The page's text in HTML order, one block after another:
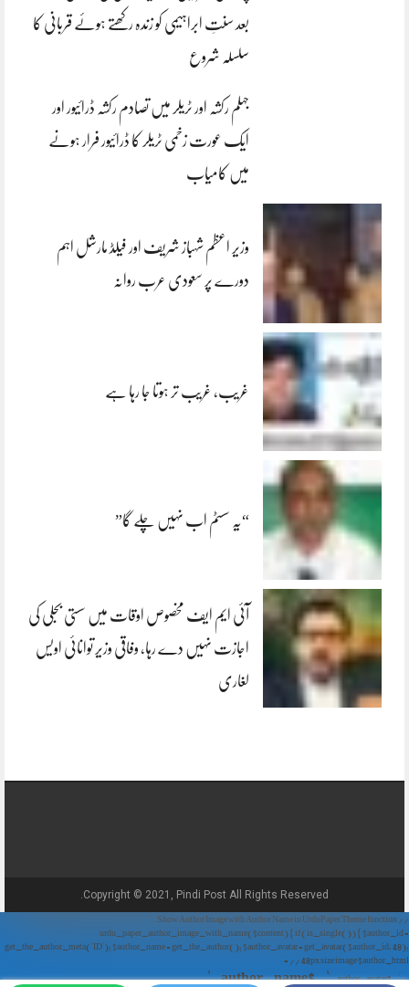
بعد سنتِ ابراہیمی کو زندہ رکھتے ہوئے قربانی کا
سلسلہ شروع
جہلم رکشہ اور ٹریلر میں تصادم رکشہ ڈرائیور اور
ایک عورت زخمی ٹریلر کا ڈرائیور فرار ہونے
میں کامیاب
وزیر اعظم شہباز شریف اور فیلڈ مارشل اہم
دورے پر سعودی عرب روانہ
غریب، غریب تر ہوتا جا رہا ہے
“یہ سسٹم اب نہیں چلے گا”
آئی ایم ایف مخصوص اوقات میں سستی بجلی کی
اجازت نہیں دے رہا، وفاقی وزیر توانائی اویس
لغاری
Copyright © 2021, Pindi Post All Rights Reserved.
// Show Author Image with Author Name in UrduPaper Theme function
urdu_paper_author_image_with_name($content) { if (is_single()) { $author_id =
get_the_author_meta('ID'); $author_name = get_the_author(); $author_avatar = get_avatar($author_id, 48);
// 48px size image $author_html = '
' . $author_avatar . '
' . $author_name . '